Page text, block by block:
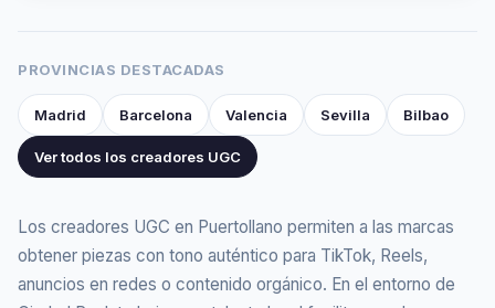
PROVINCIAS DESTACADAS
Madrid Barcelona Valencia Sevilla Bilbao
Ver todos los creadores UGC
Los creadores UGC en Puertollano permiten a las marcas
obtener piezas con tono auténtico para TikTok, Reels,
anuncios en redes o contenido orgánico. En el entorno de